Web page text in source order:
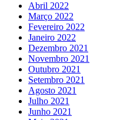
Abril 2022
Março 2022
Fevereiro 2022
Janeiro 2022
Dezembro 2021
Novembro 2021
Outubro 2021
Setembro 2021
Agosto 2021
Julho 2021
Junho 2021